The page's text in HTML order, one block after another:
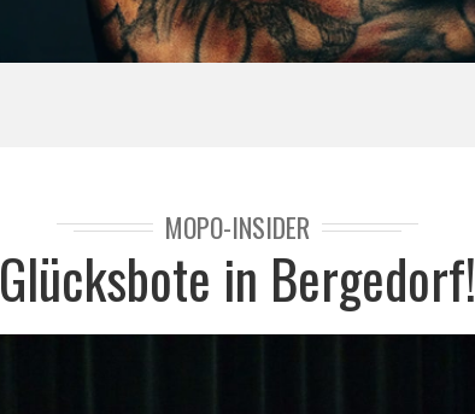
MOPO-INSIDER
Glücksbote in Bergedorf!